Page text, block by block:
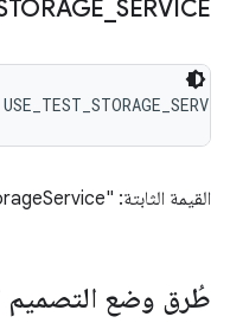
SERVICE
القيمة الثابتة: "useTestStorageService"
طُرق وضع التصميم